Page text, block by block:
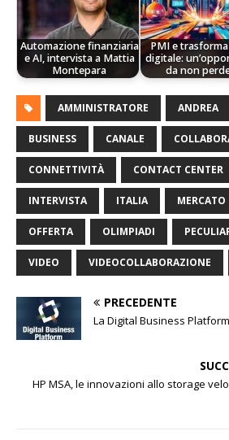
Automazione finanziaria
e AI, intervista a Mattia
Montepara
PMI e
digitale:
da non
AMMINISTRATORE ANDREA
BUSINESS CANALE
CONNETTIVITÀ CONTACT CENTER
INTERVISTA ITALIA MERCATO
OFFERTA OLIMPIADI
VIDEO VIDEOCOLLABORAZIONE
PRECEDENTE
La Digital Business
HP MSA, le innovazioni allo storage